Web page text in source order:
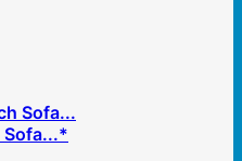
Sofa...*